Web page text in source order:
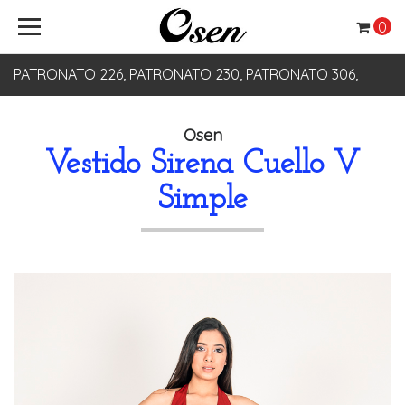
PATRONATO 226, PATRONATO 230, PATRONATO 306,
0
Osen
Vestido Sirena Cuello V
Simple